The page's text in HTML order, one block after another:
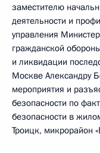
заместителю
деятельности и
управления
гражданской
и ликвидации
Москве Александру
мероприятия и
безопасности по
безопасности в
Троицк, микрорайон